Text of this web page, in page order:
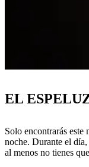
EL
Solo encontrarás
noche. Durante el
al menos no tienes